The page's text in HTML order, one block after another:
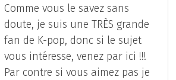
Comme vous le savez sans
doute, je suis une TRÈS grande
fan de K-pop, donc si le sujet
vous intéresse, venez par ici !!!
Par contre si vous aimez pas je